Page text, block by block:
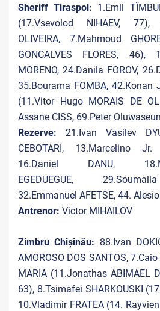
Sheriff Tiraspol: 1.Emil
(17.Vsevolod NIHAEV,
OLIVEIRA, 7.Mahmoud
GONCALVES FLORES, 46),
MORENO, 24.Danila FOROV,
35.Bourama FOMBA, 42.Konan
(11.Vitor Hugo MORAIS DE
Assane CISS, 69.Peter
Rezerve: 21.Ivan Vasilev
CEBOTARI, 13.Marcelino Jr.
16.Daniel DANU,
EGEDUEGUE,
32.Emmanuel AFETSE, 44.
Antrenor: Victor MIHAILOV
Zimbru Chișinău: 88.Ivan
AMOROSO DOS SANTOS,
MARIA (11.Jonathas ABIMAEL
63), 8.Tsimafei SHARKOUSKI
10.Vladimir FRATEA (14.